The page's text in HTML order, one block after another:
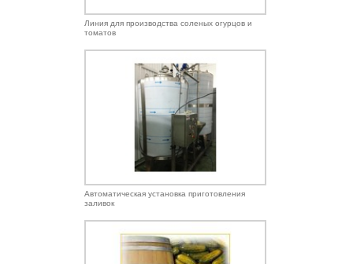
Линия для производства соленых огурцов и
томатов
Автоматическая установка приготовления
заливок